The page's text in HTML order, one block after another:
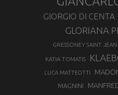
GIORGIO DI CENTA
GLORIANA
GRESSONEY SAINT JEAN
KATIA TOMATIS
LUCA MATTEOTTI
MAGNINI